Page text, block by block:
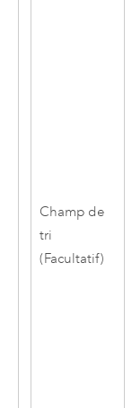
Champ de
tri
(Facultatif)